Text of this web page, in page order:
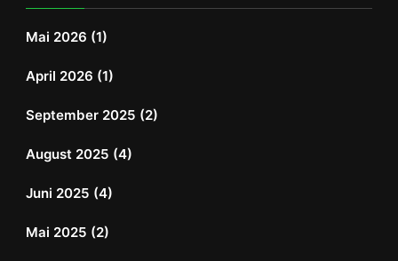
Mai 2026 (1)
April 2026 (1)
September 2025 (2)
August 2025 (4)
Juni 2025 (4)
Mai 2025 (2)